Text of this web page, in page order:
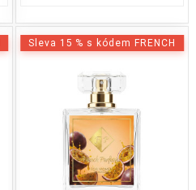
Sleva 15 % s kódem FRENCH